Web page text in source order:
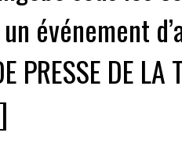
événement
PRESSE DE LA